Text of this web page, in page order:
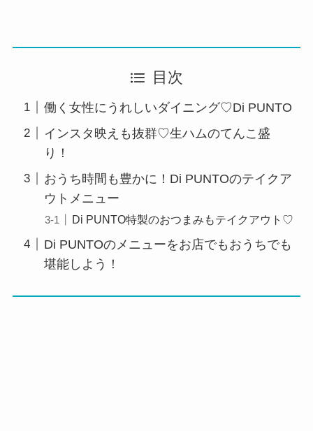
目次
働く女性にうれしいダイニング♡Di PUNTO
インスタ映えも抜群♡生ハムのてんこ盛
り！
おうち時間も豊かに！Di PUNTOのテイクア
ウトメニュー
Di PUNTO特製のおつまみもテイクアウト♡
Di PUNTOのメニューをお店でもおうちでも
堪能しよう！